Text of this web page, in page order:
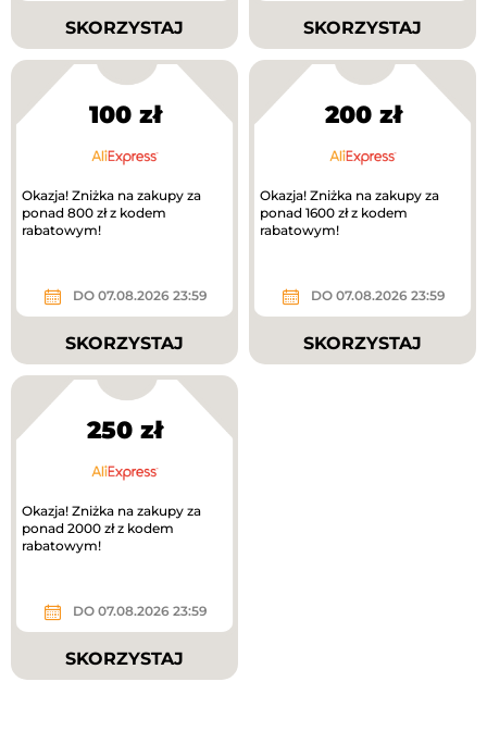
SKORZYSTAJ SKORZYSTAJ
100 zł
Okazja! Zniżka na zakupy za
ponad 800 zł z kodem
rabatowym!
DO 07.08.2026 23:59
SKORZYSTAJ
200 zł
Okazja! Zniżka na zakupy za
ponad 1600 zł z kodem
rabatowym!
DO 07.08.2026 23:59
SKORZYSTAJ
250 zł
Okazja! Zniżka na zakupy za
ponad 2000 zł z kodem
rabatowym!
DO 07.08.2026 23:59
SKORZYSTAJ